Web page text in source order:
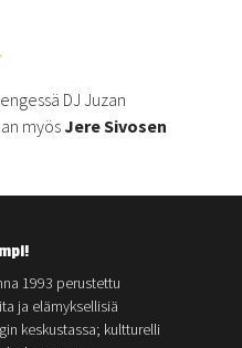
DJ Juzan
myösJere Sivosen
1993 perustettu
ja elämyksellisiä
keskustassa; kultturelli